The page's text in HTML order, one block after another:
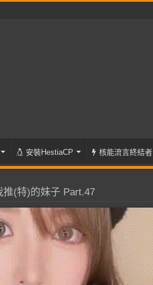
安裝HestiaCP 核能流言終結者
(特)的妹子 Part.47